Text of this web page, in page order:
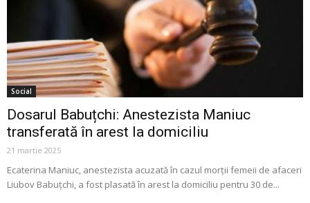
Social
Dosarul Babuțchi: Anestezista Maniuc
transferată în arest la domiciliu
21 martie 2025
Ecaterina Maniuc, anestezista acuzată în cazul morții femeii de afaceri
Liubov Babuțchi, a fost plasată în arest la domiciliu pentru 30 de...